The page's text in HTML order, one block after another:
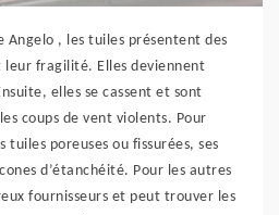
Angelo , les tuiles présentent des
leur fragilité. Elles deviennent
elles se cassent et sont
coups de vent violents. Pour
tuiles poreuses ou fissurées, ses
d’étanchéité. Pour les autres
fournisseurs et peut trouver les